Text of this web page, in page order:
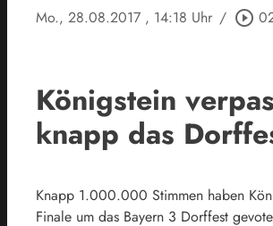
Mo., 28.08.2017 , 14:18 Uhr / play_circle_outline
Königstein
knapp das
Knapp 1.000.000 Stimmen haben
Finale um das Bayern 3 Dorffest